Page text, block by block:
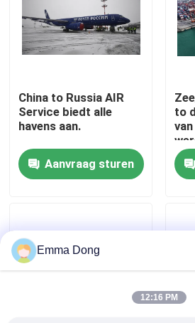
Over ons
Fabriekstocht
Neem contact met ons op
Internationale
China to Russia AIR
Service biedt alle
havens aan.
Aanvraag sturen
to
Emma Dong
12:16 PM